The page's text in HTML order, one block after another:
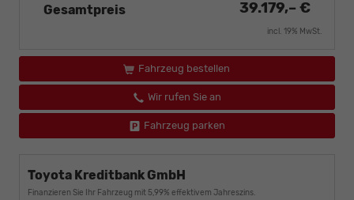
Gesamtpreis
39.179,– €
incl. 19% MwSt.
Fahrzeug bestellen
Wir rufen Sie an
Fahrzeug parken
Toyota Kreditbank GmbH
Finanzieren Sie Ihr Fahrzeug mit 5,99% effektivem Jahreszins.